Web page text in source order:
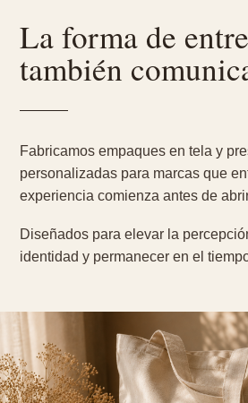
La forma de
también
Fabricamos empaques en tela y
personalizadas para marcas que
experiencia comienza antes de
Diseñados para elevar la
identidad y permanecer en el